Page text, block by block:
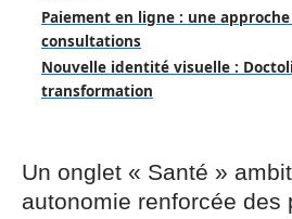
Paiement en ligne : une
consultations
Nouvelle identité visuelle :
transformation
Un onglet « Santé »
autonomie renforcée des